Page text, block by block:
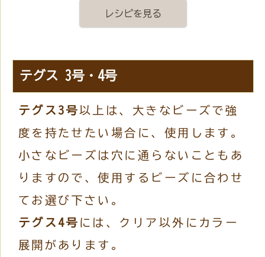
レシピを見る
テグス 3号・4号
テグス3号 以上は、大きなビーズで強
度を持たせたい場合に、使用します。
小さなビーズは穴に通らないこともあ
りますので、使用するビーズに合わせ
てお選び下さい。
テグス4号 には、クリア以外にカラー
展開があります。